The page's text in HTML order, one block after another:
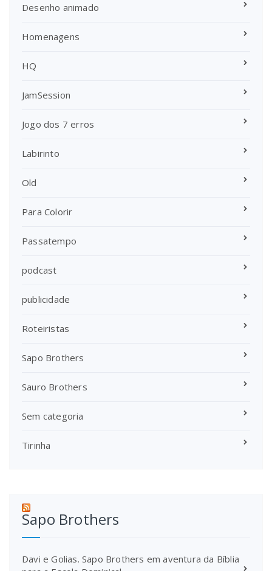
Desenho animado
Homenagens
HQ
JamSession
Jogo dos 7 erros
Labirinto
Old
Para Colorir
Passatempo
podcast
publicidade
Roteiristas
Sapo Brothers
Sauro Brothers
Sem categoria
Tirinha
Sapo Brothers
Davi e Golias. Sapo Brothers em aventura da Bíblia